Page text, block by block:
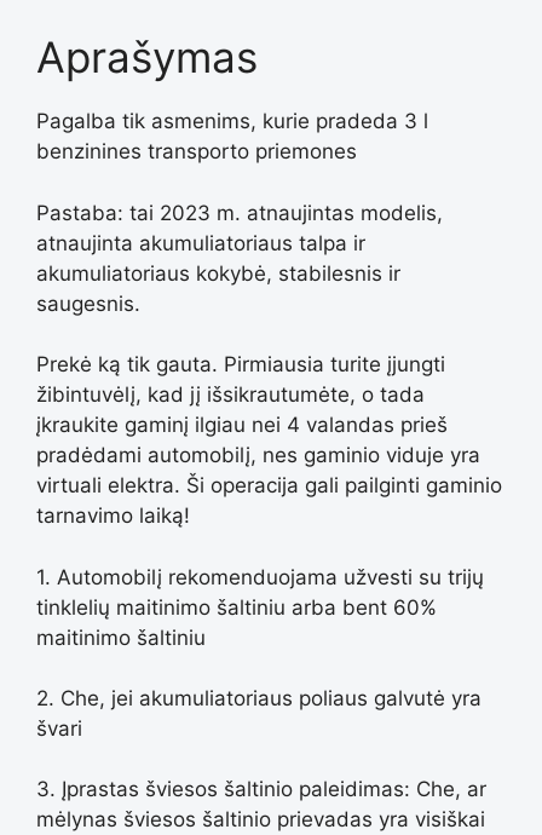
3L
benzinas)
Aprašymas
Pagalba tik asmenims, kurie pradeda 3 l
benzinines transporto priemones
Pastaba: tai 2023 m. atnaujintas modelis,
atnaujinta akumuliatoriaus talpa ir
akumuliatoriaus kokybė, stabilesnis ir
saugesnis.
Prekė ką tik gauta. Pirmiausia turite įjungti
žibintuvėlį, kad jį išsikrautumėte, o tada
įkraukite gaminį ilgiau nei 4 valandas prieš
pradėdami automobilį, nes gaminio viduje yra
virtuali elektra. Ši operacija gali pailginti gaminio
tarnavimo laiką!
1. Automobilį rekomenduojama užvesti su trijų
tinklelių maitinimo šaltiniu arba bent 60%
maitinimo šaltiniu
2. Che, jei akumuliatoriaus poliaus galvutė yra
švari
3. Įprastas šviesos šaltinio paleidimas: Che, ar
mėlynas šviesos šaltinio prievadas yra visiškai